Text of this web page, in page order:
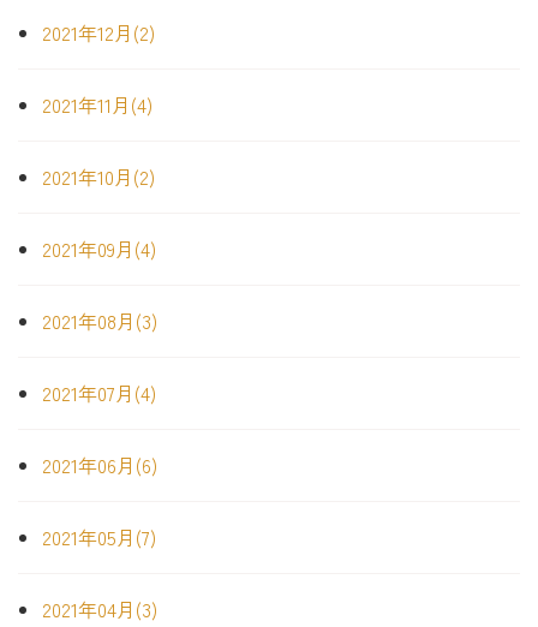
2021年12月(2)
2021年11月(4)
2021年10月(2)
2021年09月(4)
2021年08月(3)
2021年07月(4)
2021年06月(6)
2021年05月(7)
2021年04月(3)